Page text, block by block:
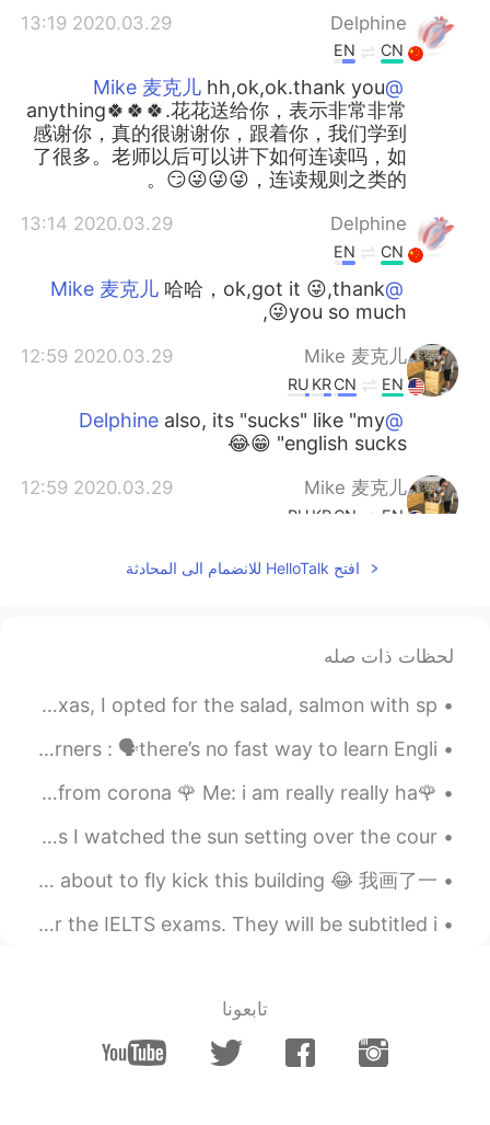
Delphine
2020.03.29 13:19
CN
EN
@Mike 麦克儿
hh,ok,ok.thank you
anything🍀🍀🍀.花花送给你，表示非常非常
感谢你，真的很谢谢你，跟着你，我们学到
了很多。老师以后可以讲下如何连读吗，如
连读规则之类的，😜😜😜😏。
Delphine
2020.03.29 13:14
CN
EN
@Mike 麦克儿
哈哈，ok,got it 😜,thank
you so much😜,
Mike 麦克儿
2020.03.29 12:59
EN
CN
KR
RU
@Delphine
also, its "sucks" like "my
english sucks" 😁😂
Mike 麦克儿
2020.03.29 12:59
EN
CN
KR
RU
可以说。建议和别人不说😁
CN
EN
到一个老师说形容不好，糟糕的时候suck.更
CN
EN
@Mike 麦克儿
英国人表示不背锅😂
PennyPenny
2020.03.29 08:51
CN
@NAMI
嗯嗯明白了，我之前喜欢说，my
افتح HelloTalk للانضمام الى المحادثة
لحظات ذات صله
came to a fancy market called EatZi's in Grapevine, Texas, I opted for the salad, salmon with sp...
Here’s a tip for all you English or just language learners : 🗣there’s no fast way to learn Engli...
🌹I finally saw my best friend today after her recovered from corona 🌹 Me: i am really really ha...
I managed to catch these views from 7:30 pm last night as I watched the sun setting over the cour...
I drew the sun as a person but why does it look like it’s about to fly kick this building 😂 我画了一...
I am recording multiple videos to help people study for the IELTS exams. They will be subtitled i...
تابعونا